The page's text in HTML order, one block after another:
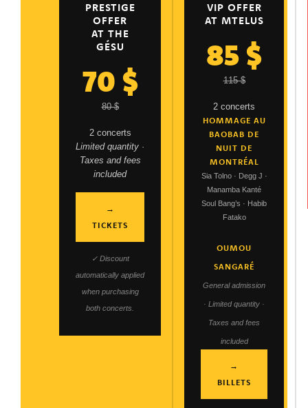
PRESTIGE
OFFER
AT THE
GÉSU
70 $
80 $
2 concerts
Limited quantity ·
Taxes and fees
included
→
TICKETS
✓ Discount
automatically applied
when purchasing
both concerts.
VIP OFFER
AT MTELUS
85 $
115 $
2 concerts
HOMMAGE AU
BAOBAB DE
NUIT DE
MONTRÉAL
Sia Tolno · Degg J ·
Manamba Kanté
Soul Bang’s · Habib
Fatako
OUMOU
SANGARÉ
General admission
· Limited quantity ·
Taxes and fees
included
→
BILLETS